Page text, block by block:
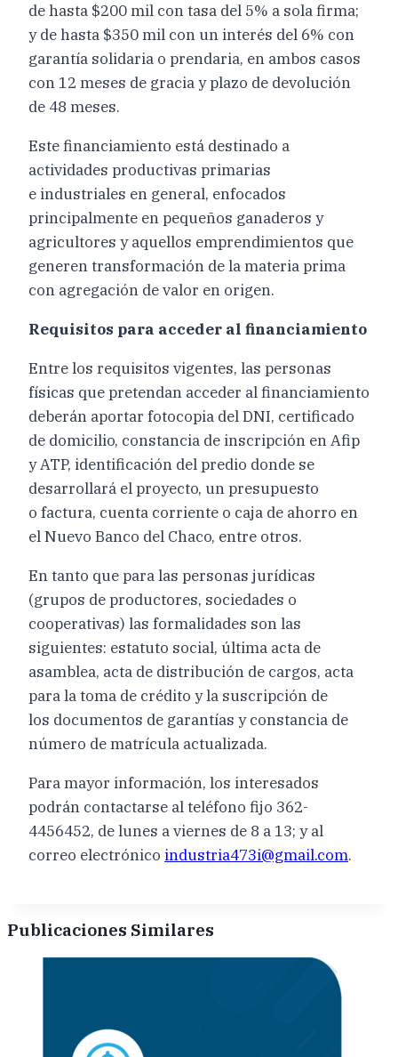
de hasta $200 mil con tasa del 5% a sola firma;
y de hasta $350 mil con un interés del 6% con
garantía solidaria o prendaria, en ambos casos
con 12 meses de gracia y plazo de devolución
de 48 meses.
Este financiamiento está destinado a
actividades productivas primarias
e industriales en general, enfocados
principalmente en pequeños ganaderos y
agricultores y aquellos emprendimientos que
generen transformación de la materia prima
con agregación de valor en origen.
Requisitos para acceder al financiamiento
Entre los requisitos vigentes, las personas
físicas que pretendan acceder al financiamiento
deberán aportar fotocopia del DNI, certificado
de domicilio, constancia de inscripción en Afip
y ATP, identificación del predio donde se
desarrollará el proyecto, un presupuesto
o factura, cuenta corriente o caja de ahorro en
el Nuevo Banco del Chaco, entre otros.
En tanto que para las personas jurídicas
(grupos de productores, sociedades o
cooperativas) las formalidades son las
siguientes: estatuto social, última acta de
asamblea, acta de distribución de cargos, acta
para la toma de crédito y la suscripción de
los documentos de garantías y constancia de
número de matrícula actualizada.
Para mayor información, los interesados
podrán contactarse al teléfono fijo 362-
4456452, de lunes a viernes de 8 a 13; y al
correo electrónico industria473i@gmail.com.
Publicaciones Similares